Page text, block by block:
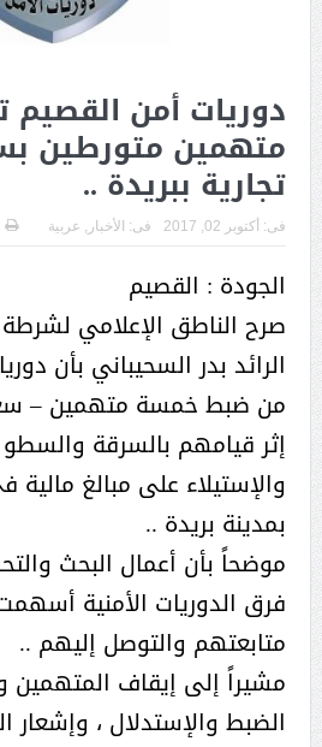
دوريات أمن
متهمين متورطين
تجارية ببريدة ..
فى: أكتوبر 02, 2017 فى: الأخبار عربية
الجودة : القصيم
صرح الناطق الإعلامي
الرائد بدر السحيباني بأن
من ضبط خمسة متهمين –
إثر قيامهم بالسرقة
والإستيلاء على مبالغ
بمدينة بريدة ..
موضحاً بأن أعمال البحث
فرق الدوريات الأمنية
متابعتهم والتوصل إليهم ..
مشيراً إلى إيقاف المتهمين
الضبط والإستدلال ، وإشعار